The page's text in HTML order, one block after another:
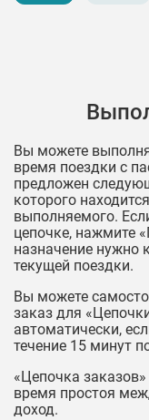
Вы можете
время поездки с
предложен
которого
выполняемого.
цепочке, нажмите
назначение нужно
текущей поездки.
Вы можете
заказ для
автоматически,
течение 15 минут
«Цепочка
время простоя
доход.